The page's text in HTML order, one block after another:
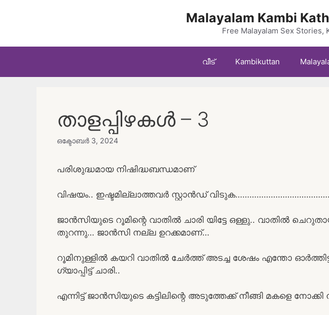
Malayalam Kambi
Free Malayalam Sex
വീട് Kambikuttan
താളപ്പിഴകൾ – 3
ഒക്ടോബർ 3, 2024
പരിശുദ്ധമായ നിഷിദ്ധബന്ധമാണ്
വിഷയം.. ഇഷ്ടമില്ലാത്തവർ സ്റ്റാൻഡ്
ജാൻസിയുടെ റൂമിന്റെ വാതിൽ ചാരി യിട്ടേ ഒള്ളു.. വാതിൽ
തുറന്നു… ജാൻസി നല്ല ഉറക്കമാണ്…
റൂമിനുള്ളിൽ കയറി വാതിൽ ചേർത്ത് അടച്ച ശേഷം എന്തോ
ഗ്യാപ്പിട്ട് ചാരി..
എന്നിട്ട് ജാൻസിയുടെ കട്ടിലിന്റെ അടുത്തേക്ക് നീങ്ങി മകളെ നോക്കി